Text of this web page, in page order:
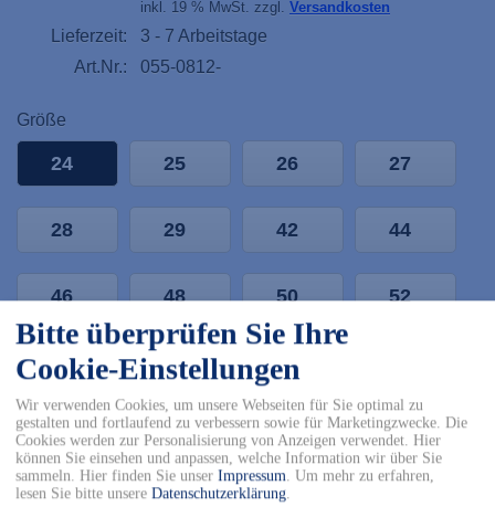
Bitte überprüfen Sie Ihre
Cookie-Einstellungen
Wir verwenden Cookies, um unsere Webseiten für Sie optimal zu
gestalten und fortlaufend zu verbessern sowie für Marketingzwecke. Die
Cookies werden zur Personalisierung von Anzeigen verwendet. Hier
können Sie einsehen und anpassen, welche Information wir über Sie
sammeln. Hier finden Sie unser Impressum. Um mehr zu erfahren,
lesen Sie bitte unsere Datenschutzerklärung.
inkl. 19 % MwSt. zzgl. Versandkosten
Lieferzeit:
3 - 7 Arbeitstage
Art.Nr.:
055-0812-
Größe
24 25 26 27
28 29 42 44
46 48 50 52
54 56 58
62 64 90 94
98 102 106